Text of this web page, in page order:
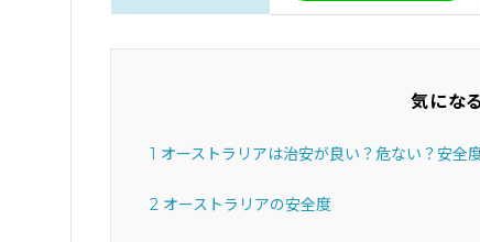
気にな
1 オーストラリアは治安が良い？危ない？安全
2 オーストラリアの安全度